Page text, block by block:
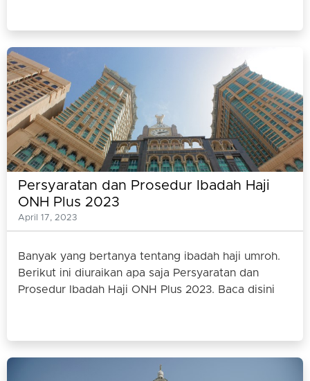
Persyaratan dan Prosedur Ibadah Haji
ONH Plus 2023
April 17, 2023
Banyak yang bertanya tentang ibadah haji umroh.
Berikut ini diuraikan apa saja Persyaratan dan
Prosedur Ibadah Haji ONH Plus 2023. Baca disini